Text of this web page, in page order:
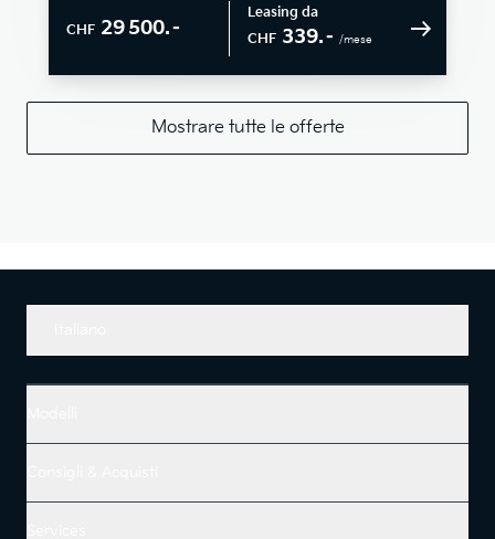
CHF 29 500.–
Leasing da
CHF 339.– /mese
Mostrare tutte le offerte